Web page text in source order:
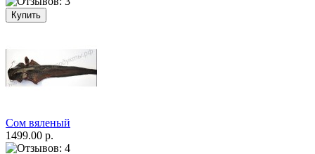
Сом вяленый
1499.00 р.